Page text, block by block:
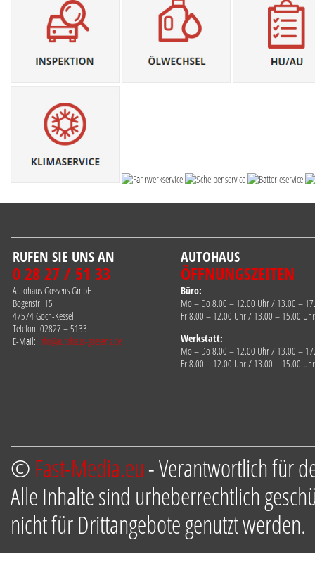
RUFEN SIE UNS AN AUTOHAUS
0 28 27 / 51 33 ÖFFNUNGSZEITEN
Autohaus Gossens GmbH
Bogenstr. 15
47574 Goch-Kessel
Telefon: 02827 – 5133
E-Mail: info@autohaus-gossens.de
Büro:
Mo – Do 8.00 – 12.00 Uhr / 13.00 –
Fr 8.00 – 12.00 Uhr / 13.00 – 15.00 Uhr
Werkstatt:
Mo – Do 8.00 – 12.00 Uhr / 13.00 –
Fr 8.00 – 12.00 Uhr / 13.00 – 15.00 Uhr
©Fast-Media.eu- Verantwortlich für
Alle Inhalte sind urheberrechtlich
nicht für Drittangebote genutzt werden.